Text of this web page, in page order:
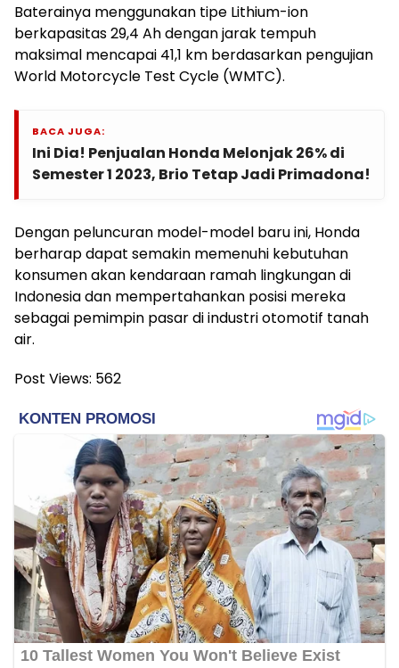
Baterainya menggunakan tipe Lithium-ion
berkapasitas 29,4 Ah dengan jarak tempuh
maksimal mencapai 41,1 km berdasarkan pengujian
World Motorcycle Test Cycle (WMTC).
BACA JUGA:
Ini Dia! Penjualan Honda Melonjak 26% di
Semester 1 2023, Brio Tetap Jadi Primadona!
Dengan peluncuran model-model baru ini, Honda
berharap dapat semakin memenuhi kebutuhan
konsumen akan kendaraan ramah lingkungan di
Indonesia dan mempertahankan posisi mereka
sebagai pemimpin pasar di industri otomotif tanah
air.
Post Views: 562